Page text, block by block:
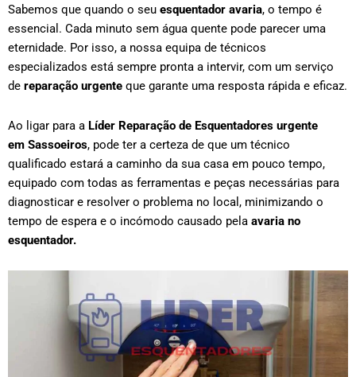
Sabemos que quando o seu esquentador avaria, o tempo é
essencial. Cada minuto sem água quente pode parecer uma
eternidade. Por isso, a nossa equipa de técnicos
especializados está sempre pronta a intervir, com um serviço
de reparação urgente que garante uma resposta rápida e eficaz.
Ao ligar para a Líder Reparação de Esquentadores urgente
em Sassoeiros, pode ter a certeza de que um técnico
qualificado estará a caminho da sua casa em pouco tempo,
equipado com todas as ferramentas e peças necessárias para
diagnosticar e resolver o problema no local, minimizando o
tempo de espera e o incómodo causado pela avaria no
esquentador.